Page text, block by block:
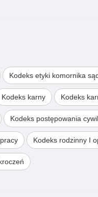
Kodeks etyki komornika
Kodeks karny Kodeks
Kodeks postępowania
Kodeks rodzinny I